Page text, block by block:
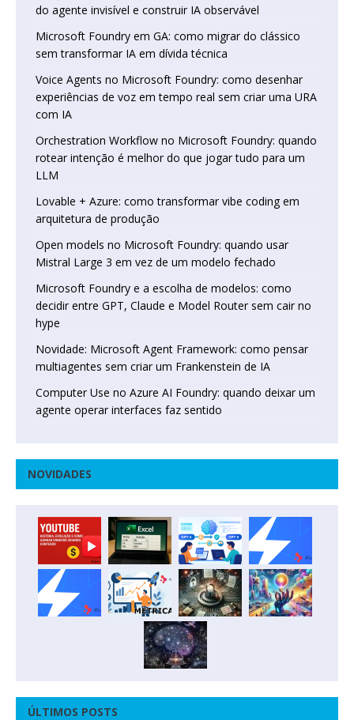
do agente invisível e construir IA observável
Microsoft Foundry em GA: como migrar do clássico
sem transformar IA em dívida técnica
Voice Agents no Microsoft Foundry: como desenhar
experiências de voz em tempo real sem criar uma URA
com IA
Orchestration Workflow no Microsoft Foundry: quando
rotear intenção é melhor do que jogar tudo para um
LLM
Lovable + Azure: como transformar vibe coding em
arquitetura de produção
Open models no Microsoft Foundry: quando usar
Mistral Large 3 em vez de um modelo fechado
Microsoft Foundry e a escolha de modelos: como
decidir entre GPT, Claude e Model Router sem cair no
hype
Novidade: Microsoft Agent Framework: como pensar
multiagentes sem criar um Frankenstein de IA
Computer Use no Azure AI Foundry: quando deixar um
agente operar interfaces faz sentido
NOVIDADES
ÚLTIMOS POSTS